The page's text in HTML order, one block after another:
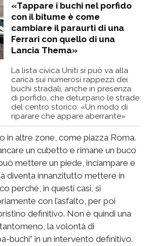
«Tappare i buchi nel porfido
con il bitume è come
cambiare il paraurti di una
Ferrari con quello di una
Lancia Thema»
La lista civica Uniti si può va alla
carica sui numerosi rappezzi dei
buchi stradali, anche in presenza
di porfido, che deturpano le strade
del centro storico: «Un modo di
riparare che appare aberrante»
in altre zone, come piazza Roma.
un cubetto e rimane un buco
mettere un piede, inciampare e
diventa innanzitutto mettere in
perché, in questi casi, si
con l’asfalto, per poi
definitivo. Non è quindi una
la volontà di
buchi” in un intervento definitivo.